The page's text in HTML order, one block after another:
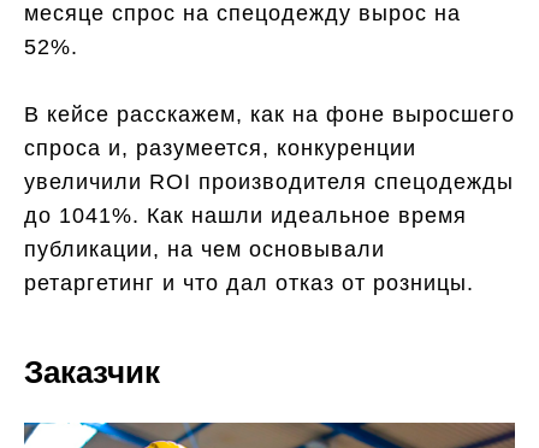
месяце спрос на спецодежду вырос на
52%.
В кейсе расскажем, как на фоне выросшего
спроса и, разумеется, конкуренции
увеличили ROI производителя спецодежды
до 1041%. Как нашли идеальное время
публикации, на чем основывали
ретаргетинг и что дал отказ от розницы.
Заказчик